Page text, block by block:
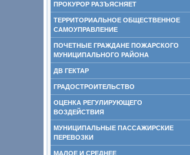
ПРОКУРОР РАЗЪЯСНЯЕТ
ТЕРРИТОРИАЛЬНОЕ ОБЩЕСТВЕННОЕ
САМОУПРАВЛЕНИЕ
ПОЧЕТНЫЕ ГРАЖДАНЕ ПОЖАРСКОГО
МУНИЦИПАЛЬНОГО РАЙОНА
ДВ ГЕКТАР
ГРАДОСТРОИТЕЛЬСТВО
ОЦЕНКА РЕГУЛИРУЮЩЕГО
ВОЗДЕЙСТВИЯ
МУНИЦИПАЛЬНЫЕ ПАССАЖИРСКИЕ
ПЕРЕВОЗКИ
МАЛОЕ И СРЕДНЕЕ